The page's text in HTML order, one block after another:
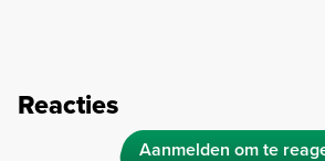
Reacties
Aanmelden om te